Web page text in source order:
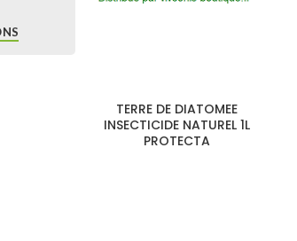
TERRE DE DIATOMEE
INSECTICIDE NATUREL 1L
PROTECTA